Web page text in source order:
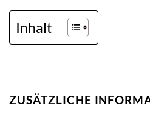
Inhalt
ZUSÄTZLICHE